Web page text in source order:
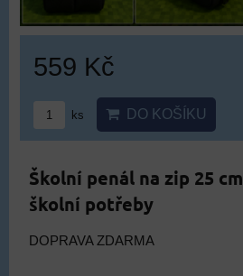
559 Kč
ks DO KOŠÍKU
Školní penál na zip 25
školní potřeby
DOPRAVA ZDARMA